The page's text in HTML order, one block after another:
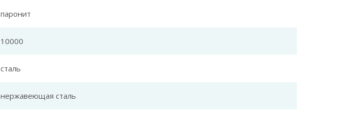
паронит
10000
сталь
нержавеющая сталь